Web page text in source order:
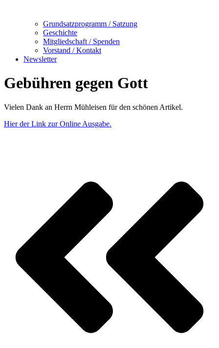
Grundsatzprogramm / Satzung
Geschichte
Mitgliedschaft / Spenden
Vorstand / Kontakt
Newsletter
Gebühren gegen Gott
Vielen Dank an Herrn Mühleisen für den schönen Artikel.
Hier der Link zur Online Ausgabe.